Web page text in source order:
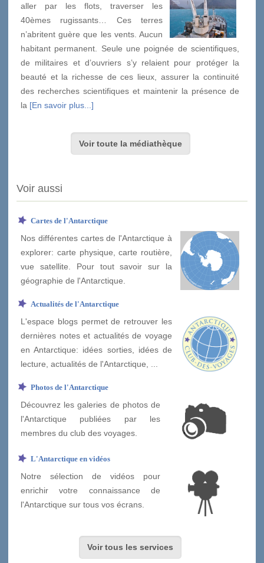
aller par les flots, traverser les
40èmes rugissants… Ces terres
n’abritent guère que les vents. Aucun
habitant permanent. Seule une poignée de scientifiques,
de militaires et d’ouvriers s’y relaient pour protéger la
beauté et la richesse de ces lieux, assurer la continuité
des recherches scientifiques et maintenir la présence de
la [En savoir plus...]
Voir toute la médiathèque
Voir aussi
Cartes de l'Antarctique
Nos différentes cartes de l'Antarctique à
explorer: carte physique, carte routière,
vue satellite. Pour tout savoir sur la
géographie de l'Antarctique.
Actualités de l'Antarctique
L'espace blogs permet de retrouver les
dernières notes et actualités de voyage
en Antarctique: idées sorties, idées de
lecture, actualités de l'Antarctique, ...
Photos de l'Antarctique
Découvrez les galeries de photos de
l'Antarctique publiées par les
membres du club des voyages.
L'Antarctique en vidéos
Notre sélection de vidéos pour
enrichir votre connaissance de
l'Antarctique sur tous vos écrans.
Voir tous les services